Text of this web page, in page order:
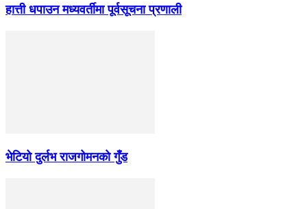
हात्ती धपाउन मध्यवर्तीमा पूर्वसूचना प्रणाली
भेटियो दुर्लभ राजगोमनको गुँड